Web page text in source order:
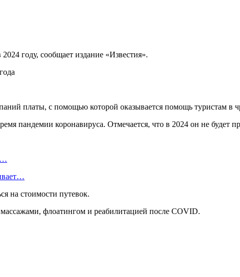
году, сообщает издание «Известия».
платы, с помощью которой оказывается помощь туристам в
пандемии коронавируса. Отмечается, что в 2024 он не будет
на стоимости путевок.
массажами, флоатингом и реабилитацией после COVID.